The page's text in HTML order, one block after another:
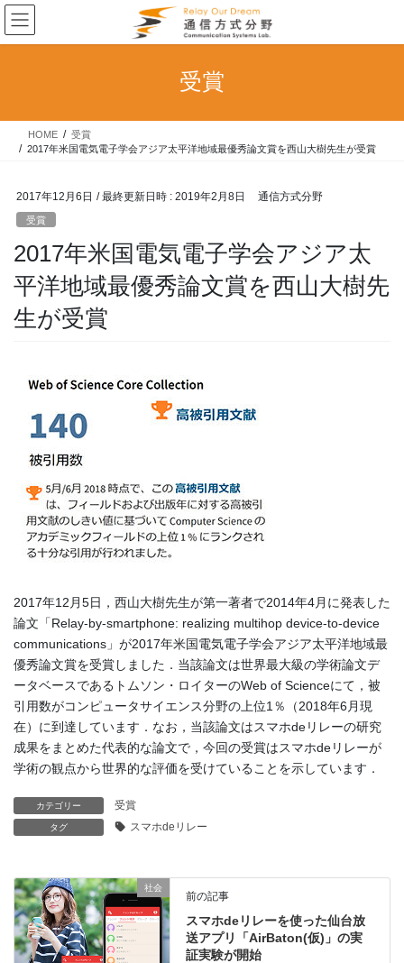
コ
ン
テ
ス
ナ
ビ
ゲ
ン
受賞
HOME
受賞
2017年米国電気電子学会アジア太平洋地域最優秀論文賞を西山大樹先生が受賞
2017年12月6日 / 最終更新日時 : 2019年2月8日 通信方式分野
受賞
2017年米国電気電子学会アジア太
平洋地域最優秀論文賞を西山大樹先
生が受賞
2017年12月5日，西山大樹先生が第一著者で2014年4月に発表した
論文「Relay-by-smartphone: realizing multihop device-to-device
communications」が2017年米国電気電子学会アジア太平洋地域最
優秀論文賞を受賞しました．当該論文は世界最大級の学術論文デ
ータベースであるトムソン・ロイターのWeb of Scienceにて，被
引用数がコンピュータサイエンス分野の上位1％（2018年6月現
在）に到達しています．なお，当該論文はスマホdeリレーの研究
成果をまとめた代表的な論文で，今回の受賞はスマホdeリレーが
学術の観点から世界的な評価を受けていることを示しています．
カテゴリー 受賞
タグ スマホdeリレー
社会
前の記事
スマホdeリレーを使った仙台放
送アプリ「AirBaton(仮)」の実
証実験が開始